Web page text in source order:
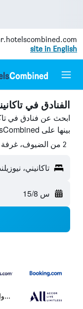
site in English
الفنادق في
ابحث عن فنادق في
بينها على HotelsCombined ووفّر.
2 من الضيوف، غرفة واحدة
تاكانيني،
س 15/8